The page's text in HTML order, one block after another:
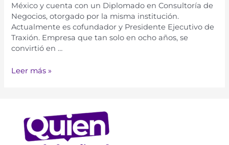
México y cuenta con un Diplomado en Consultoría de
Negocios, otorgado por la misma institución.
Actualmente es cofundador y Presidente Ejecutivo de
Traxión. Empresa que tan solo en ocho años, se
convirtió en …
Leer más »